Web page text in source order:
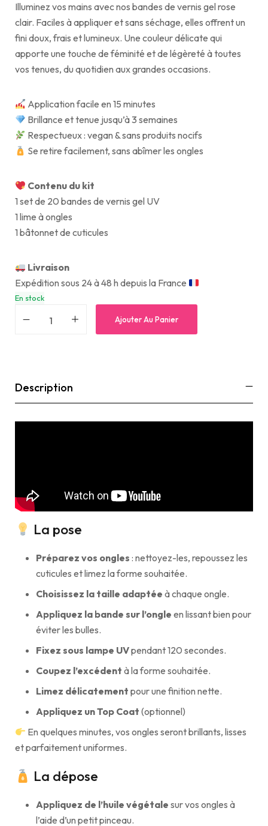
Illuminez vos mains avec nos bandes de vernis gel rose
clair. Faciles à appliquer et sans séchage, elles offrent un
fini doux, frais et lumineux. Une couleur délicate qui
apporte une touche de féminité et de légèreté à toutes
vos tenues, du quotidien aux grandes occasions.
Application facile en 15 minutes
Brillance et tenue jusqu’à 3 semaines
Respectueux : vegan & sans produits nocifs
Se retire facilement, sans abîmer les ongles
Contenu du kit
1 set de 20 bandes de vernis gel UV
1 lime à ongles
1 bâtonnet de cuticules
Livraison
Expédition sous 24 à 48 h depuis la France
En stock
Ajouter Au Panier
Description
La pose
Préparez vos ongles : nettoyez-les, repoussez les
cuticules et limez la forme souhaitée.
Choisissez la taille adaptée à chaque ongle.
Appliquez la bande sur l’ongle en lissant bien pour
éviter les bulles.
Fixez sous lampe UVpendant 120 secondes.
Coupez l’excédent à la forme souhaitée.
Limez délicatement pour une finition nette.
Appliquez un Top Coat (optionnel)
En quelques minutes, vos ongles seront brillants, lisses
et parfaitement uniformes.
La dépose
Appliquez de l’huile végétale sur vos ongles à
l’aide d’un petit pinceau.